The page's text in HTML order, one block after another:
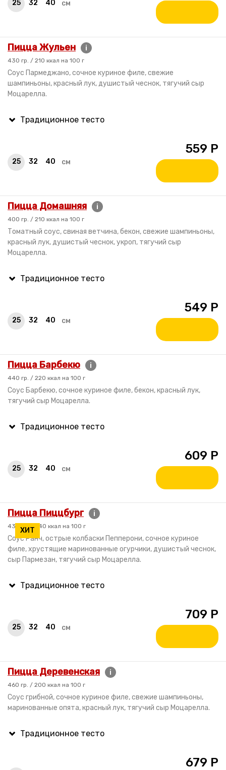
25 32 40 см
Пицца Жульен i
430 гр. / 210 ккал на 100 г
Соус Пармеджано, сочное куриное филе, свежие
шампиньоны, красный лук, душистый чеснок, тягучий сыр
Моцарелла.
25 32 40 см
559 Р
Пицца Домашняя i
400 гр. / 210 ккал на 100 г
Томатный соус, свиная ветчина, бекон, свежие шампиньоны,
красный лук, душистый чеснок, укроп, тягучий сыр
Моцарелла.
25 32 40 см
549 Р
Пицца Барбекю i
440 гр. / 220 ккал на 100 г
Соус Барбекю, сочное куриное филе, бекон, красный лук,
тягучий сыр Моцарелла.
25 32 40 см
609 Р
ХИТ
Пицца Пиццбург i
430 гр. / 240 ккал на 100 г
Соус Ранч, острые колбаски Пепперони, сочное куриное
филе, хрустящие маринованные огурчики, душистый чеснок,
сыр Пармезан, тягучий сыр Моцарелла.
25 32 40 см
709 Р
Пицца Деревенская i
460 гр. / 200 ккал на 100 г
Соус грибной, сочное куриное филе, свежие шампиньоны,
маринованные опята, красный лук, тягучий сыр Моцарелла.
679 Р